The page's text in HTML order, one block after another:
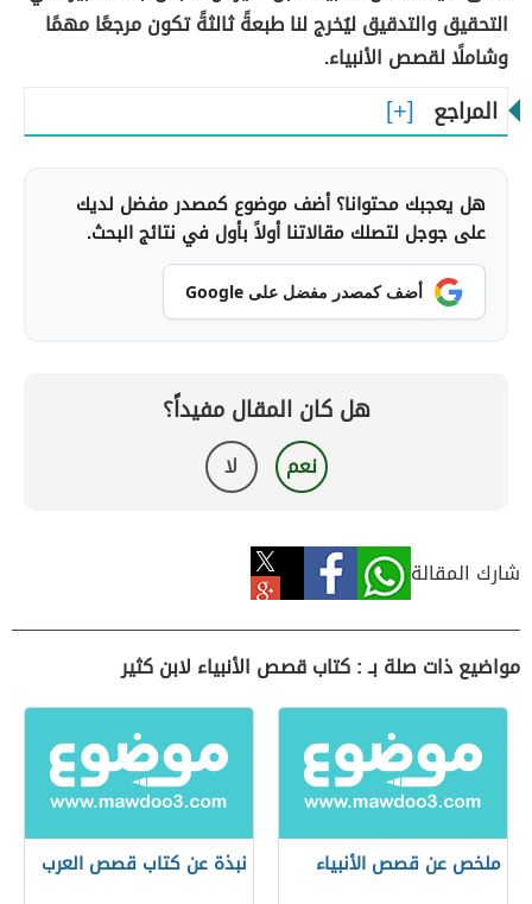
التحقيق والتدقيق ليُخرج لنا طبعةً ثالثةً تكون مرجعًا مهمًا
وشاملًا لقصص الأنبياء.
المراجع
هل يعجبك محتوانا؟ أضف موضوع كمصدر مفضل لديك
على جوجل لتصلك مقالاتنا أولاً بأول في نتائج البحث.
أضف كمصدر مفضل على Google
هل كان المقال مفيداً؟
نعم لا
شارك المقالة
مواضيع ذات صلة بـ : كتاب قصص الأنبياء لابن كثير
ملخص عن قصص الأنبياء نبذة عن كتاب قصص العرب